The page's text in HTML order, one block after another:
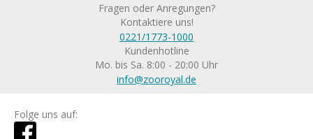
Fragen oder Anregungen?
Kontaktiere uns!
0221/1773-1000
Kundenhotline
Mo. bis Sa. 8:00 - 20:00 Uhr
info@zooroyal.de
Folge uns auf: